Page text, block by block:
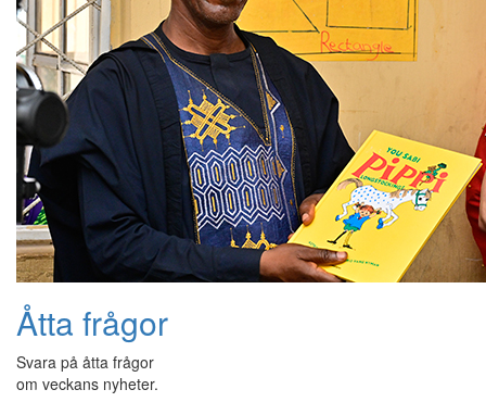
Åtta frågor
Svara på åtta frågor
om veckans nyheter.